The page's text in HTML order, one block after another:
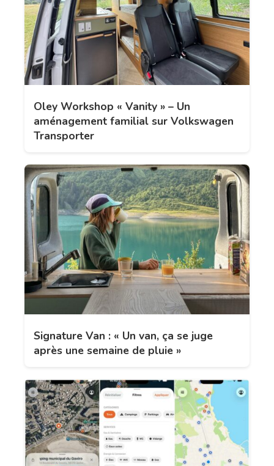
Oley Workshop « Vanity » – Un
aménagement familial sur Volkswagen
Transporter
Signature Van : « Un van, ça se juge
après une semaine de pluie »